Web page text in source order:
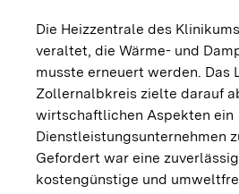
Die Heizzentrale des
veraltet, die Wärme- und
musste erneuert werden. Das
Zollernalbkreis zielte darauf
wirtschaftlichen Aspekten ein
Dienstleistungsunternehmen
Gefordert war eine
kostengünstige und